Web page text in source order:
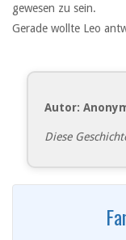
gewesen zu sein.
Gerade wollte Leo
Autor:
Diese